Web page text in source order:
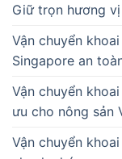
Giữ trọn hương
Vận chuyển
Singapore an
Vận chuyển
ưu cho nông sản
Vận chuyển